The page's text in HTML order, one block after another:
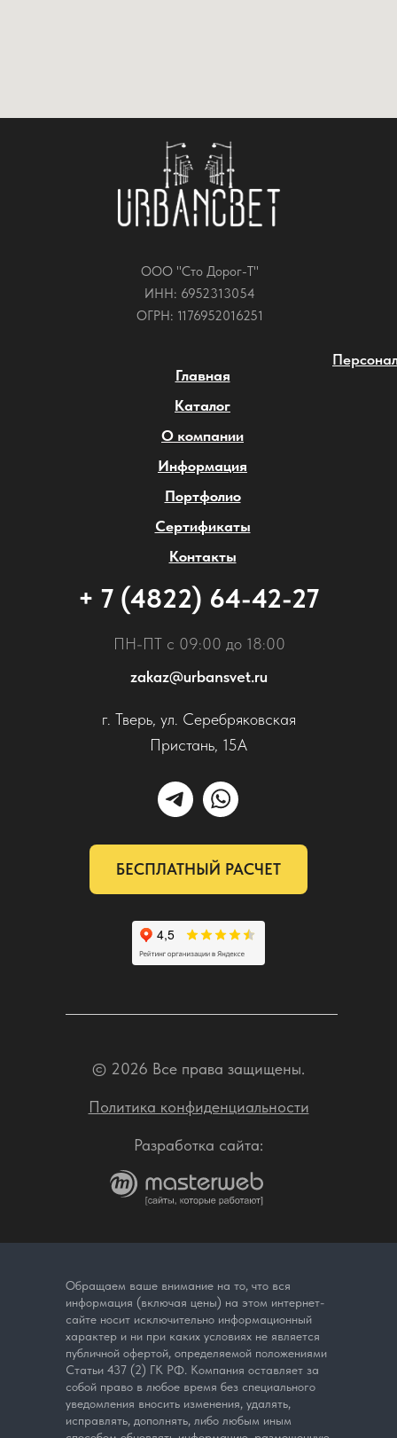
ООО "Сто Дорог-Т"
ИНН: 6952313054
ОГРН: 1176952016251
Главная
Каталог
О компании
Информация
Портфолио
Сертификаты
Контакты
ПН-ПТ с 09:00 до 18:00
г. Тверь, ул. Серебряковская
Пристань, 15А
БЕСПЛАТНЫЙ РАСЧЕТ
© 2026 Все права защищены.
Разработка сайта:
Политика конфиденциальности
+ 7 (4822) 64-42-27
zakaz@urbansvet.ru
Обращаем ваше внимание на то, что вся
информация (включая цены) на этом интернет-
сайте носит исключительно информационный
характер и ни при каких условиях не является
публичной офертой, определяемой положениями
Статьи 437 (2) ГК РФ. Компания оставляет за
собой право в любое время без специального
уведомления вносить изменения, удалять,
исправлять, дополнять, либо любым иным